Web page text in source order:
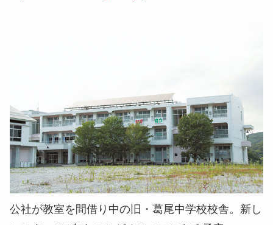
公社が教室を間借り中の旧・葛尾中学校校舎。新し